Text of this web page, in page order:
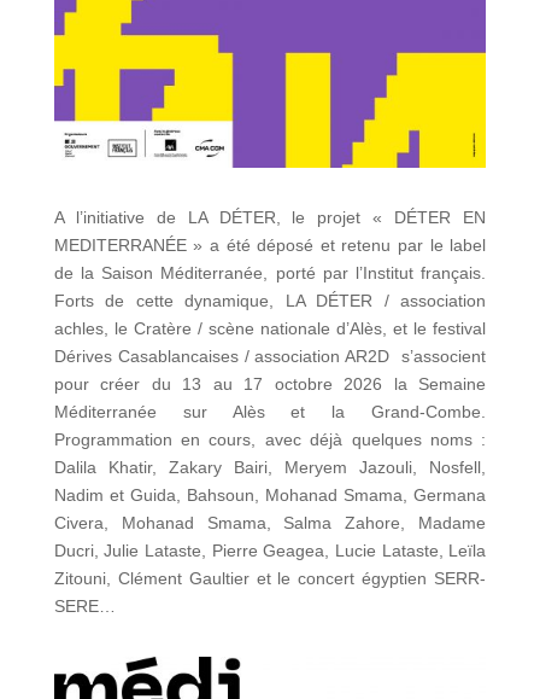
A l’initiative de LA DÉTER, le projet « DÉTER EN
MEDITERRANÉE » a été déposé et retenu par le label
de la Saison Méditerranée, porté par l’Institut français.
Forts de cette dynamique, LA DÉTER / association
achles, le Cratère / scène nationale d’Alès, et le festival
Dérives Casablancaises / association AR2D s’associent
pour créer du 13 au 17 octobre 2026 la Semaine
Méditerranée sur Alès et la Grand-Combe.
Programmation en cours, avec déjà quelques noms :
Dalila Khatir, Zakary Bairi, Meryem Jazouli, Nosfell,
Nadim et Guida, Bahsoun, Mohanad Smama, Germana
Civera, Mohanad Smama, Salma Zahore, Madame
Ducri, Julie Lataste, Pierre Geagea, Lucie Lataste, Leïla
Zitouni, Clément Gaultier et le concert égyptien SERR-
SERE…